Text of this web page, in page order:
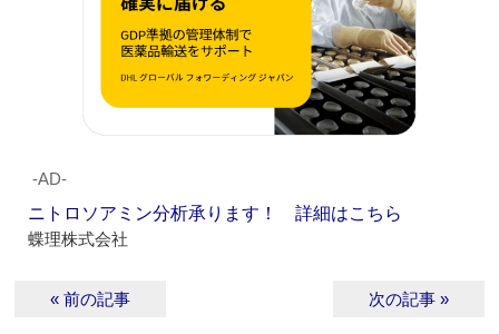
‐AD‐
ニトロソアミン分析承ります！ 詳細はこちら
蝶理株式会社
« 前の記事 次の記事 »